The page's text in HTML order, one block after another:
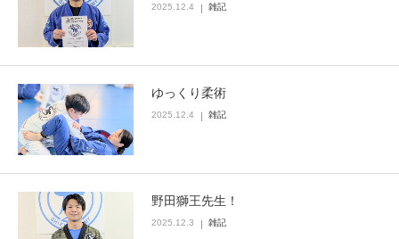
2025.12.4 雑記
ゆっくり柔術
2025.12.4 雑記
野田獅王先生！
2025.12.3 雑記